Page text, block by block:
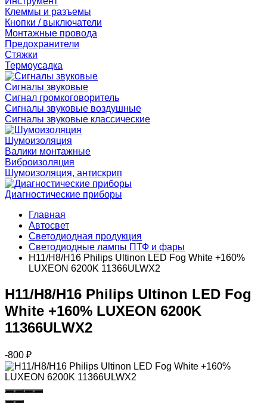
Клеммы и разъемы
Кнопки / выключатели
Монтажные провода
Предохранители
Стяжки
Термоусадка
Сигналы звуковые
Сигнал громкоговоритель
Сигналы звуковые воздушные
Сигналы звуковые классические
Шумоизоляция
Валики монтажные
Виброизоляция
Шумоизоляция, антискрип
Диагностические приборы
Главная
Автосвет
Светодиодная продукция
Светодиодные лампы ПТФ и фары
H11/H8/H16 Philips Ultinon LED Fog White +160%
LUXEON 6200K 11366ULWX2
H11/H8/H16 Philips Ultinon LED Fog
White +160% LUXEON 6200K
11366ULWX2
-800 ₽